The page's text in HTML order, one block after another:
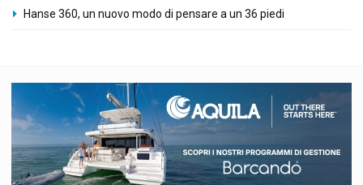
Hanse 360, un nuovo modo di pensare a un 36 piedi